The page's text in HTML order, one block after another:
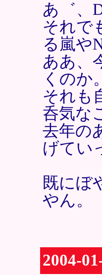
あ゛、
それで
る嵐や
ああ、
くのか。
それも
呑気な
去年の
げてい
既にぼ
やん。
2004-